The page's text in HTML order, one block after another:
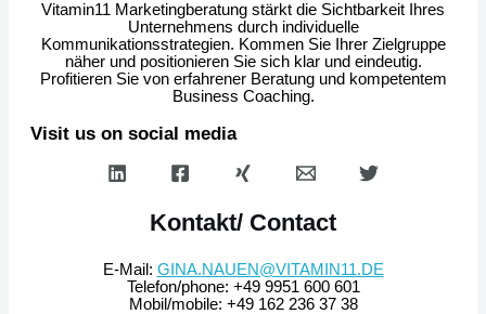
Vitamin11 Marketingberatung stärkt die Sichtbarkeit Ihres
Unternehmens durch individuelle
Kommunikationsstrategien. Kommen Sie Ihrer Zielgruppe
näher und positionieren Sie sich klar und eindeutig.
Profitieren Sie von erfahrener Beratung und kompetentem
Business Coaching.
Visit us on social media
Kontakt/ Contact
E-Mail: GINA.NAUEN@VITAMIN11.DE
Telefon/phone: +49 9951 600 601
Mobil/mobile: +49 162 236 37 38